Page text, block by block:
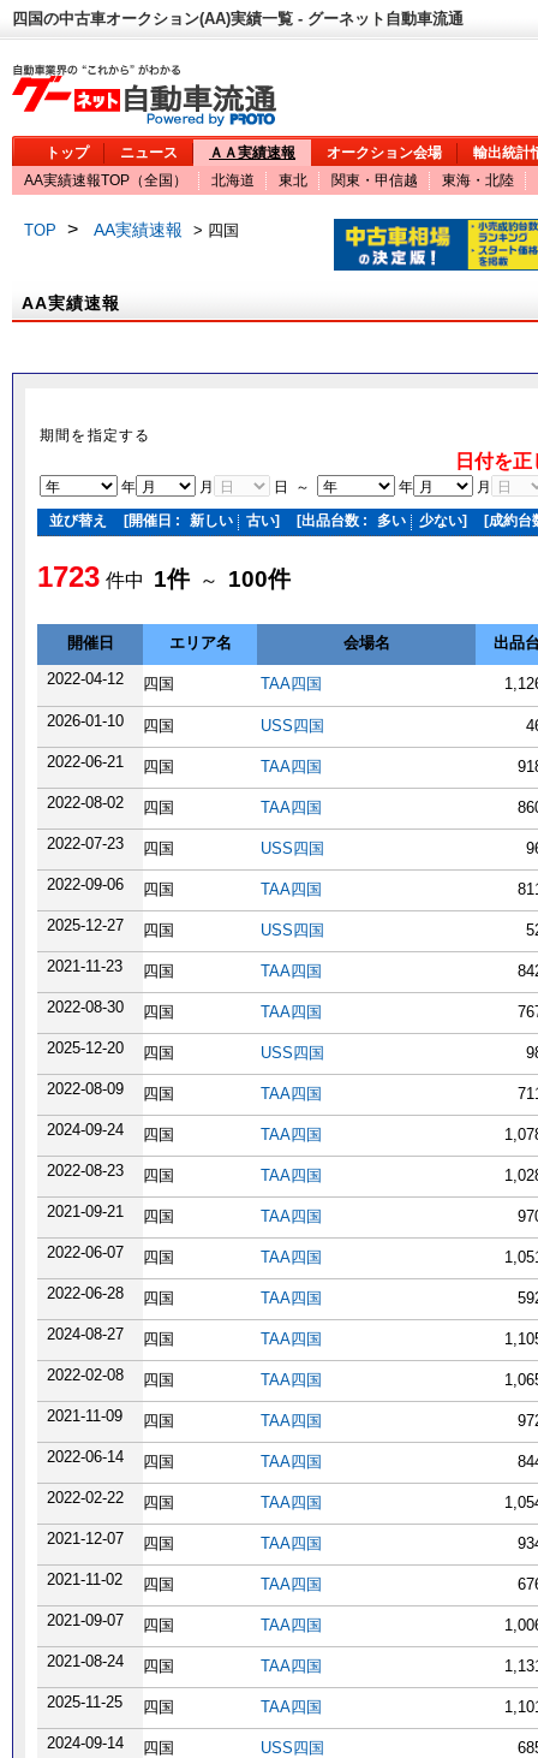
四国の中古車オークション(AA)実績一覧 - グーネット自動車流通
トップ ニュース ＡＡ実績速報 オークション会場
輸出統計
AA実績速報TOP（全国）
北海道 東北 関東・甲信越 東海・北陸
TOP > AA実績速報 > 四国
AA実績速報
期間を指定する
日付を
年 月 日 ～ 年
月
並び替え
[開催日 : 新しい 古い] [出品台数 : 多い 少ない] [成約台
1723 件中 1件 ～ 100件
開催日 エリア名 会場名
出品
2022-04-12
四国 TAA四国
2026-01-10 四国 USS四国
2022-06-21
四国 TAA四国
2022-08-02
四国 TAA四国
2022-07-23
四国 USS四国
2022-09-06
四国 TAA四国
2025-12-27
四国 USS四国
2021-11-23
四国 TAA四国
2022-08-30
四国 TAA四国
2025-12-20
四国 USS四国
2022-08-09
四国 TAA四国
2024-09-24
四国 TAA四国
2022-08-23
四国 TAA四国
2021-09-21
四国 TAA四国
2022-06-07
四国 TAA四国
2022-06-28
四国 TAA四国
2024-08-27
四国 TAA四国
2022-02-08
四国 TAA四国
2021-11-09
四国 TAA四国
2022-06-14
四国 TAA四国
2022-02-22
四国 TAA四国
2021-12-07
四国 TAA四国
2021-11-02
四国 TAA四国
2021-09-07
四国 TAA四国
2021-08-24
四国 TAA四国
2025-11-25
四国 TAA四国
2024-09-14
四国 USS四国